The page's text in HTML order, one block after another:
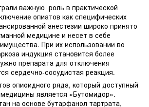
важную роль в практической
опиатов как специфических
анестезии широко принято
медицине и несет в себе
При их использовании во
индукция становится более
препарата для отключения
сердечно-сосудистая реакция.
опиоидного ряда, который доступный
является «Бутомидор».
на основе бутарфанол тартрата,